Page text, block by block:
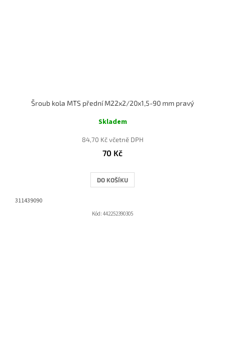
Šroub kola MTS přední M22x2/20x1,5-90 mm pravý
Skladem
84,70 Kč včetně DPH
70 Kč
DO KOŠÍKU
311439090
Kód: 442252390305